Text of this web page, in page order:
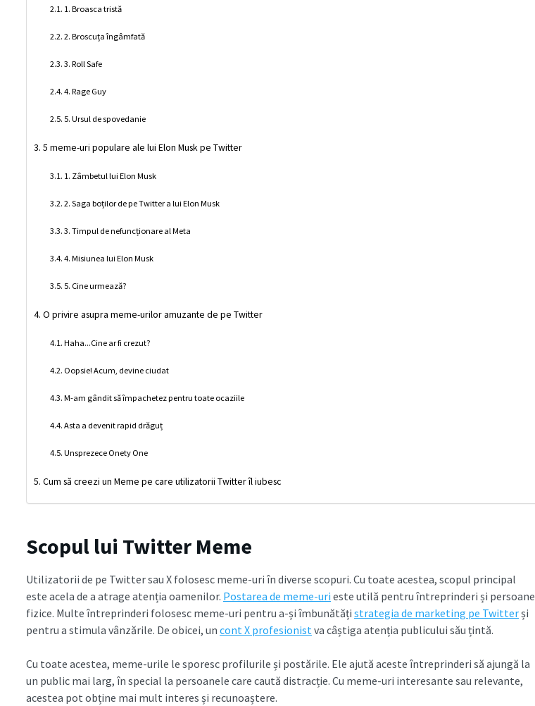
1. Broasca tristă
2. Broscuța îngâmfată
3. Roll Safe
4. Rage Guy
5. Ursul de spovedanie
5 meme-uri populare ale lui Elon Musk pe Twitter
1. Zâmbetul lui Elon Musk
2. Saga boților de pe Twitter a lui Elon Musk
3. Timpul de nefuncționare al Meta
4. Misiunea lui Elon Musk
5. Cine urmează?
O privire asupra meme-urilor amuzante de pe Twitter
Haha...Cine ar fi crezut?
Oopsie! Acum, devine ciudat
M-am gândit să împachetez pentru toate ocaziile
Asta a devenit rapid drăguț
Unsprezece Onety One
Cum să creezi un Meme pe care utilizatorii Twitter îl iubesc
Scopul lui Twitter Meme
Utilizatorii de pe Twitter sau X folosesc meme-uri în diverse scopuri. Cu toate acestea, scopul principal
este acela de a atrage atenția oamenilor. Postarea de meme-uri este utilă pentru întreprinderi și persoane
fizice. Multe întreprinderi folosesc meme-uri pentru a-și îmbunătăți strategia de marketing pe Twitterși
pentru a stimula vânzările. De obicei, un cont X profesionistva câștiga atenția publicului său țintă.
Cu toate acestea, meme-urile le sporesc profilurile și postările. Ele ajută aceste întreprinderi să ajungă la
un public mai larg, în special la persoanele care caută distracție. Cu meme-uri interesante sau relevante,
acestea pot obține mai mult interes și recunoaștere.